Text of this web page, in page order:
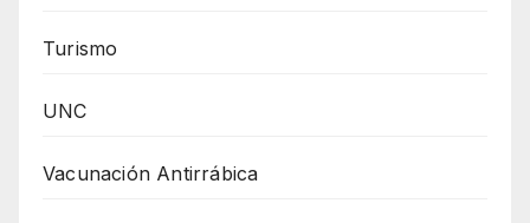
Turismo
UNC
Vacunación Antirrábica